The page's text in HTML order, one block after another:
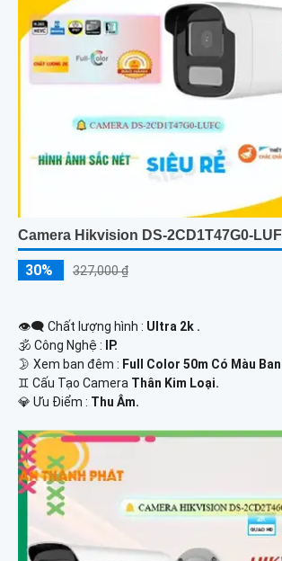
Camera Hikvision DS-2CD1T47G0-
30% 327,000 ₫
👁️‍🗨 Chất lượng hình : Ultra 2k .
🕉️ Công Nghệ : IP.
🌛 Xem ban đêm : Full Color 50m Có Màu
♊ Cấu Tạo Camera Thân Kim Loại.
️💎 Ưu Điểm : Thu Âm.